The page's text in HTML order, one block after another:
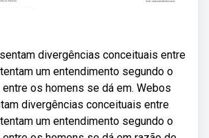
divergências conceituais entre
um entendimento segundo o
os homens se dá em. Webos
divergências conceituais entre
um entendimento segundo o